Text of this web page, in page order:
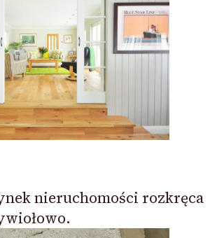
nieruchomości rozkręca